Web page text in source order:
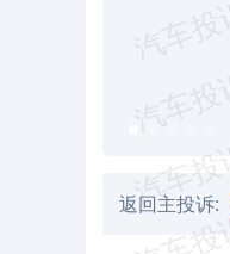
返回主投诉: